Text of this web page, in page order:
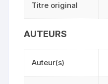
Titre original
AUTEURS
Auteur(s)